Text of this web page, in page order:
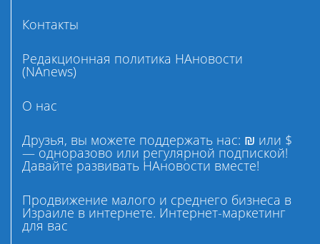
Контакты
Редакционная политика НАновости
(NAnews)
О нас
Друзья, вы можете поддержать нас: ₪ или $
— одноразово или регулярной подпиской!
Давайте развивать НАновости вместе!
Продвижение малого и среднего бизнеса в
Израиле в интернете. Интернет-маркетинг
для вас